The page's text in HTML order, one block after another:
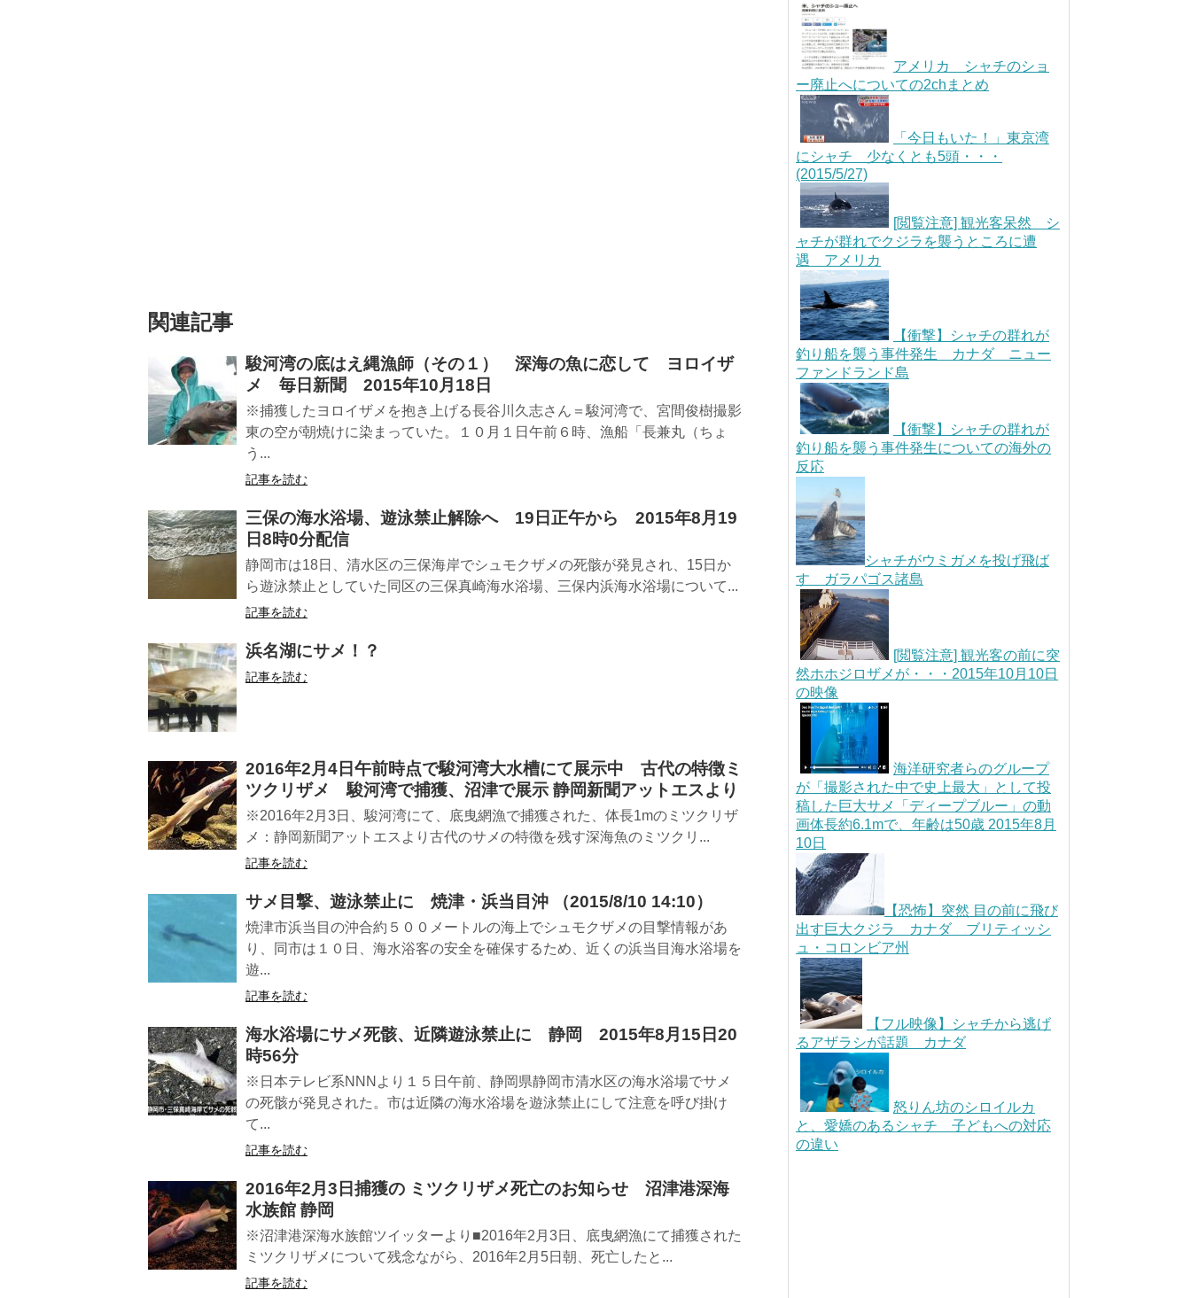
関連記事
駿河湾の底はえ縄漁師（その１） 深海の魚に恋して ヨロイザ
メ 毎日新聞 2015年10月18日
※捕獲したヨロイザメを抱き上げる長谷川久志さん＝駿河湾で、宮間俊樹撮影
東の空が朝焼けに染まっていた。１０月１日午前６時、漁船「長兼丸（ちょ
う...
記事を読む
三保の海水浴場、遊泳禁止解除へ 19日正午から 2015年8月19
日8時0分配信
静岡市は18日、清水区の三保海岸でシュモクザメの死骸が発見され、15日か
ら遊泳禁止としていた同区の三保真崎海水浴場、三保内浜海水浴場について...
記事を読む
浜名湖にサメ！？
記事を読む
2016年2月4日午前時点で駿河湾大水槽にて展示中 古代の特徴ミ
ツクリザメ 駿河湾で捕獲、沼津で展示 静岡新聞アットエスより
※2016年2月3日、駿河湾にて、底曳網漁で捕獲された、体長1mのミツクリザ
メ：静岡新聞アットエスより古代のサメの特徴を残す深海魚のミツクリ...
記事を読む
サメ目撃、遊泳禁止に 焼津・浜当目沖 （2015/8/10 14:10）
焼津市浜当目の沖合約５００メートルの海上でシュモクザメの目撃情報があ
り、同市は１０日、海水浴客の安全を確保するため、近くの浜当目海水浴場を
遊...
記事を読む
海水浴場にサメ死骸、近隣遊泳禁止に 静岡 2015年8月15日20
時56分
※日本テレビ系NNNより１５日午前、静岡県静岡市清水区の海水浴場でサメ
の死骸が発見された。市は近隣の海水浴場を遊泳禁止にして注意を呼び掛け
て...
記事を読む
2016年2月3日捕獲の ミツクリザメ死亡のお知らせ 沼津港深海
水族館 静岡
※沼津港深海水族館ツイッターより■2016年2月3日、底曳網漁にて捕獲された
ミツクリザメについて残念ながら、2016年2月5日朝、死亡したと...
記事を読む
アメリカ シャチのショ
ー廃止へについての2chまとめ
「今日もいた！」東京湾
にシャチ 少なくとも5頭・・・
(2015/5/27)
[閲覧注意] 観光客呆然 シ
ャチが群れでクジラを襲うところに遭
遇 アメリカ
【衝撃】シャチの群れが
釣り船を襲う事件発生 カナダ ニュー
ファンドランド島
【衝撃】シャチの群れが
釣り船を襲う事件発生についての海外の
反応
シャチがウミガメを投げ飛ば
す ガラパゴス諸島
[閲覧注意] 観光客の前に突
然ホホジロザメが・・・2015年10月10日
の映像
海洋研究者らのグループ
が「撮影された中で史上最大」として投
稿した巨大サメ「ディープブルー」の動
画体長約6.1mで、年齢は50歳 2015年8月
10日
【恐怖】突然 目の前に飛び
出す巨大クジラ カナダ ブリティッシ
ュ・コロンビア州
【フル映像】シャチから逃げ
るアザラシが話題 カナダ
怒りん坊のシロイルカ
と、愛嬌のあるシャチ 子どもへの対応
の違い